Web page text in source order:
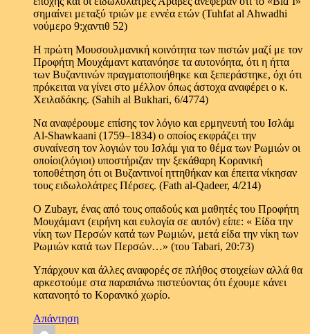
σημαίνει μεταξύ τριών με εννέα ετών (Tuhfat al Ahwadhi
νούμερο 9:χαντιθ 52)
Η πρώτη Μουσουλμανική κοινότητα των πιστών μαζί με τον
Προφήτη Μουχάμαντ κατανόησε τα αυτονόητα, ότι η ήττα
των Βυζαντινών πραγματοποιήθηκε και ξεπεράστηκε, όχι ότι
πρόκειται να γίνει στο μέλλον όπως άστοχα αναφέρει ο κ.
Χειλαδάκης. (Sahih al Bukhari, 6/4774)
Να αναφέρουμε επίσης τον λόγιο και ερμηνευτή του Ισλάμ
Al-Shawkaani (1759–1834) ο οποίος εκφράζει την
συναίνεση τον λογιών του Ισλάμ για το θέμα των Ρωμιών οι
οποίοι(λόγιοι) υποστήριζαν την ξεκάθαρη Κορανική
τοποθέτηση ότι οι Βυζαντινοί ηττηθήκαν και έπειτα νίκησαν
τους ειδωλολάτρες Πέρσες. (Fath al-Qadeer, 4/214)
Ο Zubayr, ένας από τους οπαδούς και μαθητές του Προφήτη
Μουχάμαντ (ειρήνη και ευλογία σε αυτόν) είπε: « Είδα την
νίκη των Περσών κατά των Ρωμιών, μετά είδα την νίκη των
Ρωμιών κατά των Περσών…» (του Tabari, 20:73)
Υπάρχουν και άλλες αναφορές σε πλήθος στοιχείων αλλά θα
αρκεστούμε στα παραπάνω πιστεύοντας ότι έχουμε κάνει
κατανοητό το Κορανικό χωρίο.
Απάντηση